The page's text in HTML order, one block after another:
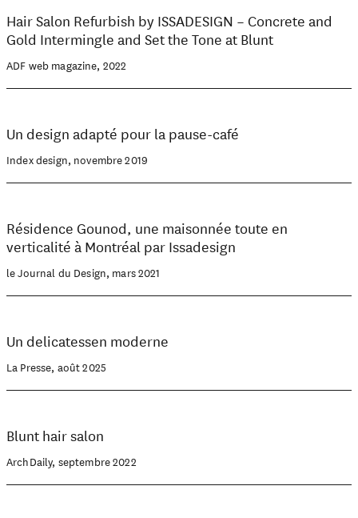
Hair Salon Refurbish by ISSADESIGN – Concrete and
Gold Intermingle and Set the Tone at Blunt
ADF web magazine, 2022
Un design adapté pour la pause-café
Index design, novembre 2019
Résidence Gounod, une maisonnée toute en
verticalité à Montréal par Issadesign
le Journal du Design, mars 2021
Un delicatessen moderne
La Presse, août 2025
Blunt hair salon
ArchDaily, septembre 2022